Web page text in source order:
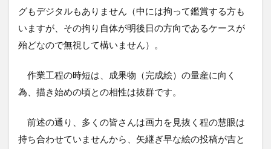
グもデジタルもありません（中には拘って鑑賞する方も
いますが、その拘り自体が明後日の方向であるケースが
殆どなので無視して構いません）。
作業工程の時短は、成果物（完成絵）の量産に向く
為、描き始めの頃との相性は抜群です。
前述の通り、多くの皆さんは画力を見抜く程の慧眼は
持ち合わせていませんから、矢継ぎ早な絵の投稿が吉と